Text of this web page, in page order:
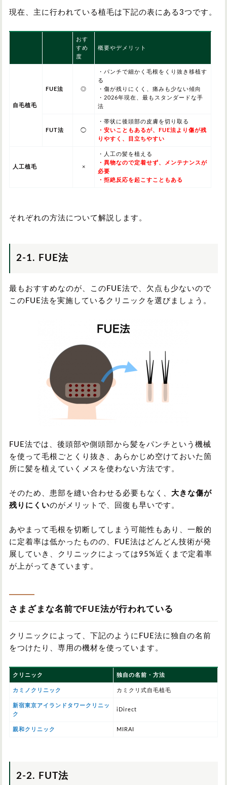
現在、主に行われている植毛は下記の表にある3つです。
おす
すめ
度
概要やデメリット
自毛植毛
FUE法 ◎
・パンチで細かく毛根をくり抜き移植す
る
・傷が残りにくく、痛みも少ない傾向
・2026年現在、最もスタンダードな手
法
FUT法 ◯
・帯状に後頭部の皮膚を切り取る
・安いこともあるが、FUE法より傷が残
りやすく、目立ちやすい
人工植毛 ×
・人工の髪を植える
・異物なので定着せず、メンテナンスが
必要
・拒絶反応を起こすこともある
それぞれの方法について解説します。
2-1. FUE法
最もおすすめなのが、このFUE法で、欠点も少ないので
このFUE法を実施しているクリニックを選びましょう。
FUE法では、後頭部や側頭部から髪をパンチという機械
を使って毛根ごとくり抜き、あらかじめ空けておいた箇
所に髪を植えていくメスを使わない方法です。
そのため、患部を縫い合わせる必要もなく、 大きな傷が
残りにくいのがメリットで、回復も早いです。
あやまって毛根を切断してしまう可能性もあり、一般的
に定着率は低かったものの、FUE法はどんどん技術が発
展していき、クリニックによっては95%近くまで定着率
が上がってきています。
さまざまな名前でFUE法が行われている
クリニックによって、下記のようにFUE法に独自の名前
をつけたり、専用の機材を使っています。
クリニック 独自の名前・方法
カミノクリニック カミクリ式自毛植毛
新宿東京アイランドタワークリニッ
ク
iDirect
親和クリニック MIRAI
2-2. FUT法